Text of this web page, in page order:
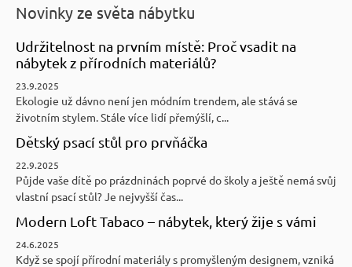
Novinky ze světa nábytku
Udržitelnost na prvním místě: Proč vsadit na
nábytek z přírodních materiálů?
23.9.2025
Ekologie už dávno není jen módním trendem, ale stává se
životním stylem. Stále více lidí přemýšlí, c...
Dětský psací stůl pro prvňáčka
22.9.2025
Půjde vaše dítě po prázdninách poprvé do školy a ještě nemá svůj
vlastní psací stůl? Je nejvyšší čas...
Modern Loft Tabaco – nábytek, který žije s vámi
24.6.2025
Když se spojí přírodní materiály s promyšleným designem, vzniká